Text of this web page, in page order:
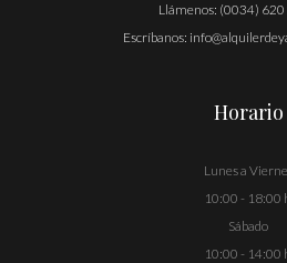
Llámenos: (0034) 620
Escríbanos:
Horario
Lunes a
10:00 - 18:00
Sábado
10:00 - 14:00